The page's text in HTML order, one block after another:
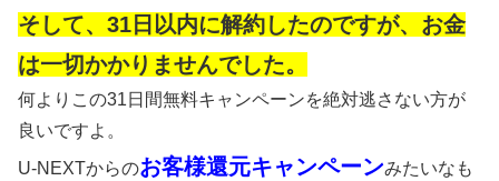
そして、31日以内に解約したのですが、お金
は一切かかりませんでした。
何よりこの31日間無料キャンペーンを絶対逃さない方が
良いですよ。
U-NEXTからのお客様還元キャンペーンみたいなも